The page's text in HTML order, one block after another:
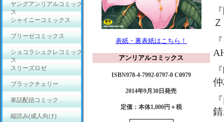
ヤングアンリアルコミック
ス
シャイニーコミックス
ブリーゼコミックス
ショコラシュクレコミック
ス
スリーズロゼ
ブラックチェリー
単話配信コミック
縦読み(成人向け)
表紙・裏表紙はこちら！
アンリアルコミックス
ISBN978-4-7992-0797-0 C0979
2014年9月30日発売
定価：本体1,000円＋税